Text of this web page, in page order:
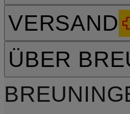
VERSAND
ÜBER